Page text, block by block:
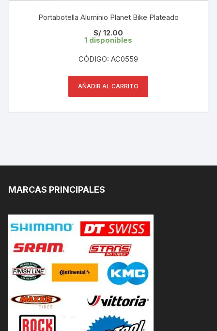
Portabotella Aluminio Planet Bike Plateado
S/ 12.00
1 disponibles
CÓDIGO: AC0559
AÑADIR AL CARRITO
MARCAS PRINCIPALES